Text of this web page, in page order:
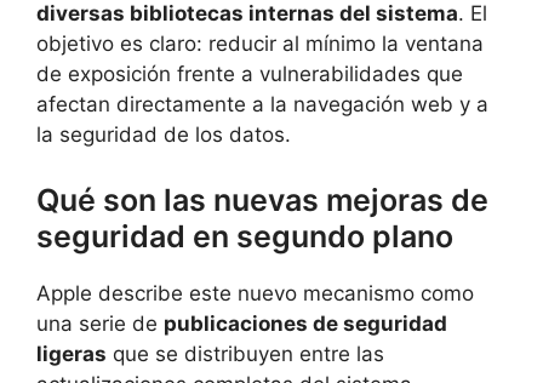
diversas bibliotecas internas del sistema. El
objetivo es claro: reducir al mínimo la ventana
de exposición frente a vulnerabilidades que
afectan directamente a la navegación web y a
la seguridad de los datos.
Qué son las nuevas mejoras de
seguridad en segundo plano
Apple describe este nuevo mecanismo como
una serie de publicaciones de seguridad
ligeras que se distribuyen entre las